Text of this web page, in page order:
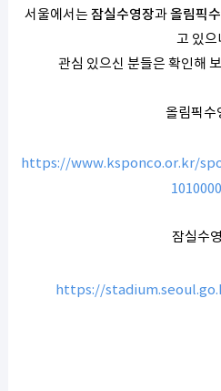
서울에서는잠실수영장과올림픽
고 있으
관심 있으신 분들은 확인해
올림픽수
https://www.ksponco.or.kr/
잠실수
https://